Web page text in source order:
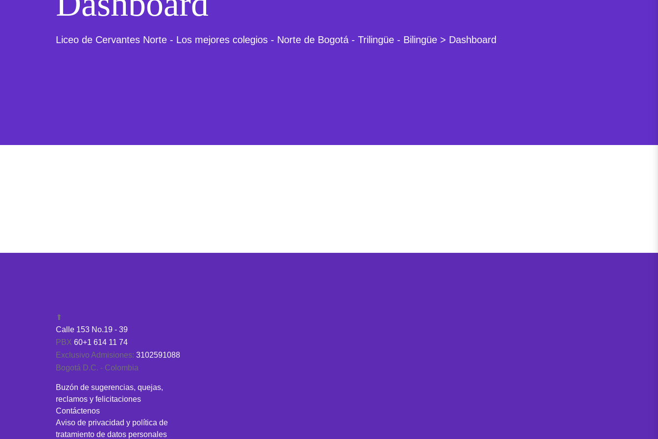
Liceo de Cervantes Norte - Los mejores colegios - Norte de Bogotá - Trilingüe - Bilingüe > Dashboard
⬆
Calle 153 No.19 - 39
PBX 60+1 614 11 74
Exclusivo Admisiones: 3102591088
Bogotá D.C. - Colombia
Buzón de sugerencias, quejas,
reclamos y felicitaciones
Contáctenos
Aviso de privacidad y política de
tratamiento de datos personales